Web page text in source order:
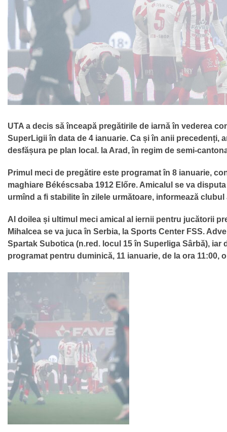
UTA a decis să înceapă pregătirile de iarnă în vederea
SuperLigii în data de 4 ianuarie. Ca și în anii precedenți,
desfășura pe plan local. la Arad, în regim de semi-
Primul meci de pregătire este programat în 8 ianuarie,
maghiare Békéscsaba 1912 Előre. Amicalul se va
urmînd a fi stabilite în zilele următoare, informează clubul
Al doilea și ultimul meci amical al iernii pentru jucătorii
Mihalcea se va juca în Serbia, la Sports Center FSS.
Spartak Subotica (n.red. locul 15 în Superliga Sârbă), iar
programat pentru duminică, 11 ianuarie, de la ora 11:00,